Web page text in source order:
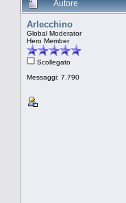
Autore
Arlecchino
Global Moderator
Hero Member
Scollegato
Messaggi: 7.790